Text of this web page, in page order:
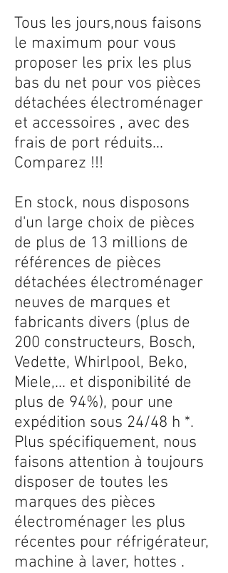
Tous les jours,nous faisons
le maximum pour vous
proposer les prix les plus
bas du net pour vos pièces
détachées électroménager
et accessoires , avec des
frais de port réduits...
Comparez !!!
En stock, nous disposons
d'un large choix de pièces
de plus de 13 millions de
références de pièces
détachées électroménager
neuves de marques et
fabricants divers (plus de
200 constructeurs, Bosch,
Vedette, Whirlpool, Beko,
Miele,... et disponibilité de
plus de 94%), pour une
expédition sous 24/48 h *.
Plus spécifiquement, nous
faisons attention à toujours
disposer de toutes les
marques des pièces
électroménager les plus
récentes pour réfrigérateur,
machine à laver, hottes .